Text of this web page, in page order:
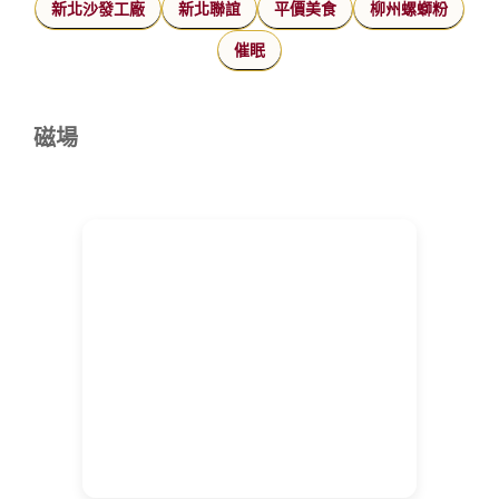
新北沙發工廠 新北聯誼 平價美食 柳州螺螄粉
催眠
磁場